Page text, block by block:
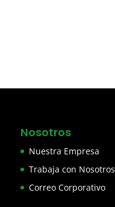
Nosotros
Nuestra Empresa
Trabaja con Nosotros
Correo Corporativo